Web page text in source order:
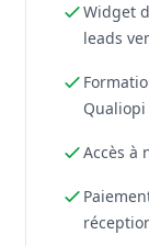
Widget
leads
Accès à